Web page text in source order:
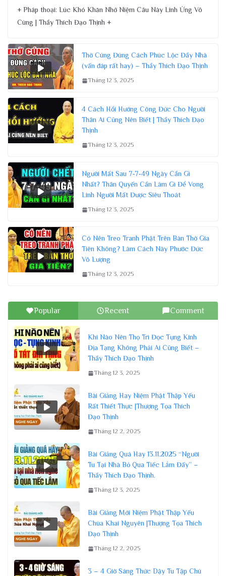
+ Pháp thoại: Lúc Khó Khăn Nhớ Niệm Câu Này Linh Ứng Vô
Cùng | Thầy Thích Đạo Thịnh +
Thờ Cúng Đúng Cách Phúc Lộc Đầy Nhà
(vấn đáp rất hay) – Thầy Thích Đạo Thịnh
Tháng 12 3, 2025
4 Cách Hồi Hướng Công Đức Cho Người
Thân Ai Cũng Nên Biết | Thầy Thích Đạo
Thịnh
Tháng 12 3, 2025
Người Mất Sau 7-7-49 Ngày Cần Gì
Nhất? Thân Quyến Cần Làm Gì Để Vong
Linh Người Mất Được Siêu Thoát
Tháng 12 3, 2025
Có Nên Treo Tranh Phật Trên Bàn Thờ Gia
Tiên Không? Làm Cách Này Phước Đức
Vô Lượng
Tháng 12 3, 2025
Popular Recent Comment
Khi Nào Nên Thọ Trì Đọc Tụng Kinh
Địa Tạng Không Phải Ai Cũng Biết –
Thầy Thích Đạo Thịnh
Tháng 12 3, 2025
Bài Giảng Hay Niệm Phật Thập Yếu
Rất Thiết Thực |Thượng Tọa Thích
Đạo Thịnh
Tháng 12 2, 2025
Bài Giảng Quá Hay 13.11.2025 “Người
Tu Tại Nhà Bỏ Qua Tiếc Lắm Đấy” –
Thầy Thích Đạo Thịnh.
Tháng 12 3, 2025
Bài Giảng Mới Niệm Phật Thập Yếu
Chùa Khai Nguyên |Thượng Tọa Thích
Đạo Thịnh
Tháng 12 2, 2025
3 – 4 Giờ Sáng Thức Dậy Tu Tập Chú